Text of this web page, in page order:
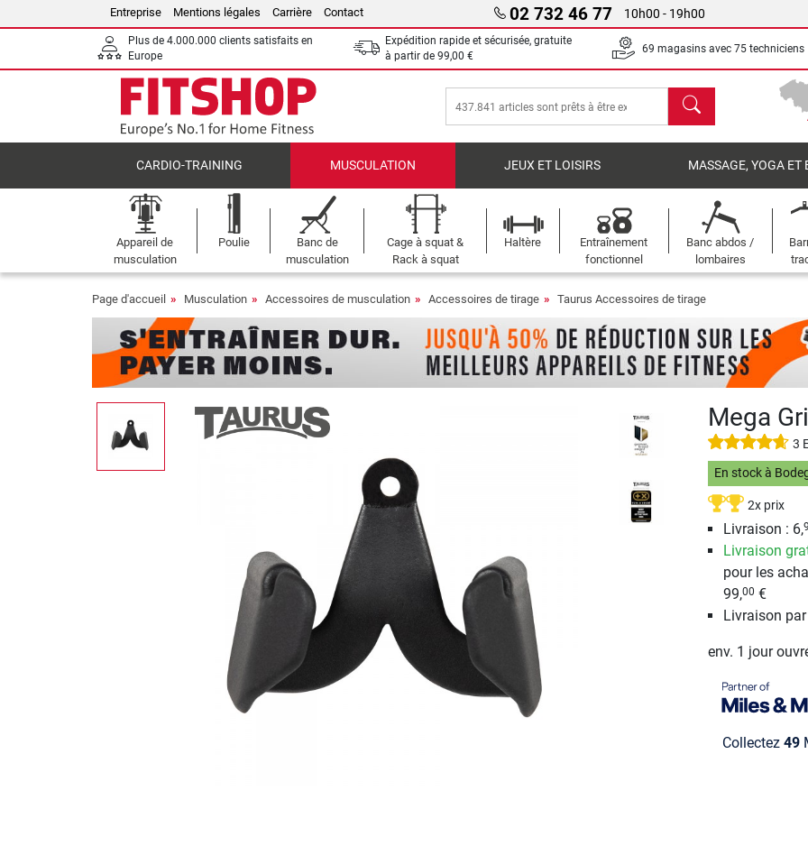
Entreprise Mentions légales Carrière Contact 02 732 46 77 10h00 - 19h00
Plus de 4.000.000 clients satisfaits en
Europe
Expédition rapide et sécurisée, gratuite
à partir de 99,00 €
69 magasins avec 75 techniciens
chercher
CARDIO-TRAINING MUSCULATION JEUX ET LOISIRS MASSAGE, YOGA ET
Appareil de
musculation
Poulie
Banc de
musculation
Cage à squat &
Rack à squat
Haltère
Entraînement
fonctionnel
Banc abdos /
lombaires
Page d'accueil Musculation Accessoires de musculation Accessoires de tirage Taurus Accessoires de tirage
Mega
3
En stock à
2x prix
Livraison : 6,
Livraison
pour les
99,00 €
Livraison
env. 1 jour
Collectez 49